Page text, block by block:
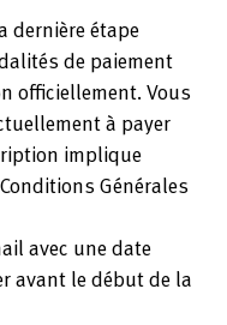
dernière étape
de paiement
officiellement. Vous
à payer
implique
Générales
avec une date
avant le début de la